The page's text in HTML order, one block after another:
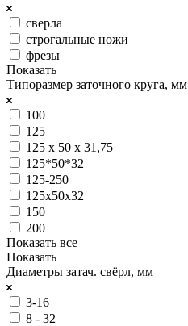
сверла
строгальные ножи
фрезы
Показать
Типоразмер заточного круга, мм
100
125
125 х 50 х 31,75
125*50*32
125-250
125х50х32
150
200
Показать все
Показать
Диаметры затач. свёрл, мм
3-16
8 - 32